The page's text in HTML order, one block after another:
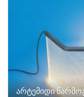
არტემიდი